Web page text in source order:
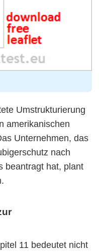
Umstrukturierung
amerikanischen
Unternehmen, das
nach
beantragt hat, plant
11 bedeutet nicht